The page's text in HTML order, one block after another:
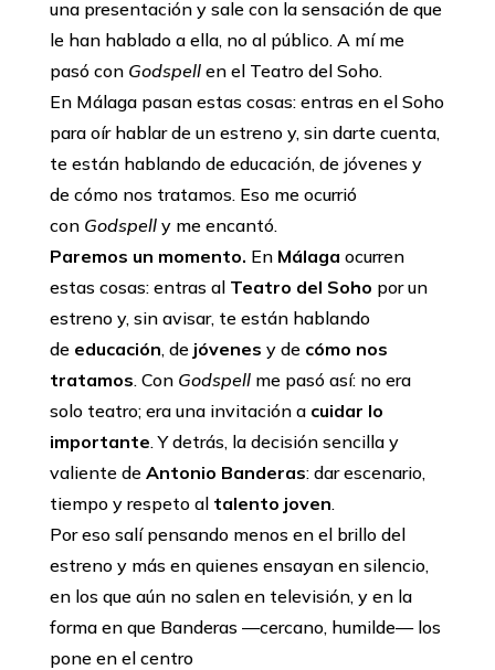
una presentación y sale con la sensación de que
le han hablado a ella, no al público. A mí me
pasó con Godspell en el Teatro del Soho.
En Málaga pasan estas cosas: entras en el Soho
para oír hablar de un estreno y, sin darte cuenta,
te están hablando de educación, de jóvenes y
de cómo nos tratamos. Eso me ocurrió
con Godspell y me encantó.
Paremos un momento. En Málaga ocurren
estas cosas: entras al Teatro del Soho por un
estreno y, sin avisar, te están hablando
de educación, de jóvenes y de cómo nos
tratamos. Con Godspell me pasó así: no era
solo teatro; era una invitación a cuidar lo
importante. Y detrás, la decisión sencilla y
valiente de Antonio Banderas: dar escenario,
tiempo y respeto al talento joven.
Por eso salí pensando menos en el brillo del
estreno y más en quienes ensayan en silencio,
en los que aún no salen en televisión, y en la
forma en que Banderas —cercano, humilde— los
pone en el centro